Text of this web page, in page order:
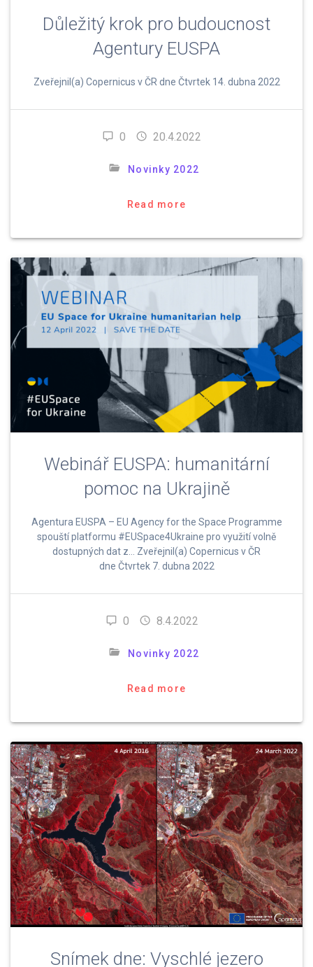
Důležitý krok pro budoucnost
Agentury EUSPA
Zveřejnil(a) Copernicus v ČR dne Čtvrtek 14. dubna 2022
0 20.4.2022
Novinky 2022
Read more
Webinář EUSPA: humanitární
pomoc na Ukrajině
Agentura EUSPA – EU Agency for the Space Programme
spouští platformu #EUSpace4Ukraine pro využití volně
dostupných dat z… Zveřejnil(a) Copernicus v ČR
dne Čtvrtek 7. dubna 2022
0 8.4.2022
Novinky 2022
Read more
Snímek dne: Vyschlé jezero